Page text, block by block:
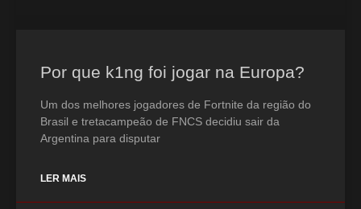
Por que k1ng foi jogar na Europa?
Um dos melhores jogadores de Fortnite da região do
Brasil e tretacampeão de FNCS decidiu sair da
Argentina para disputar
LER MAIS